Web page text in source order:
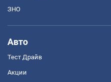
ЗНО
Авто
Тест Драйв
Акции